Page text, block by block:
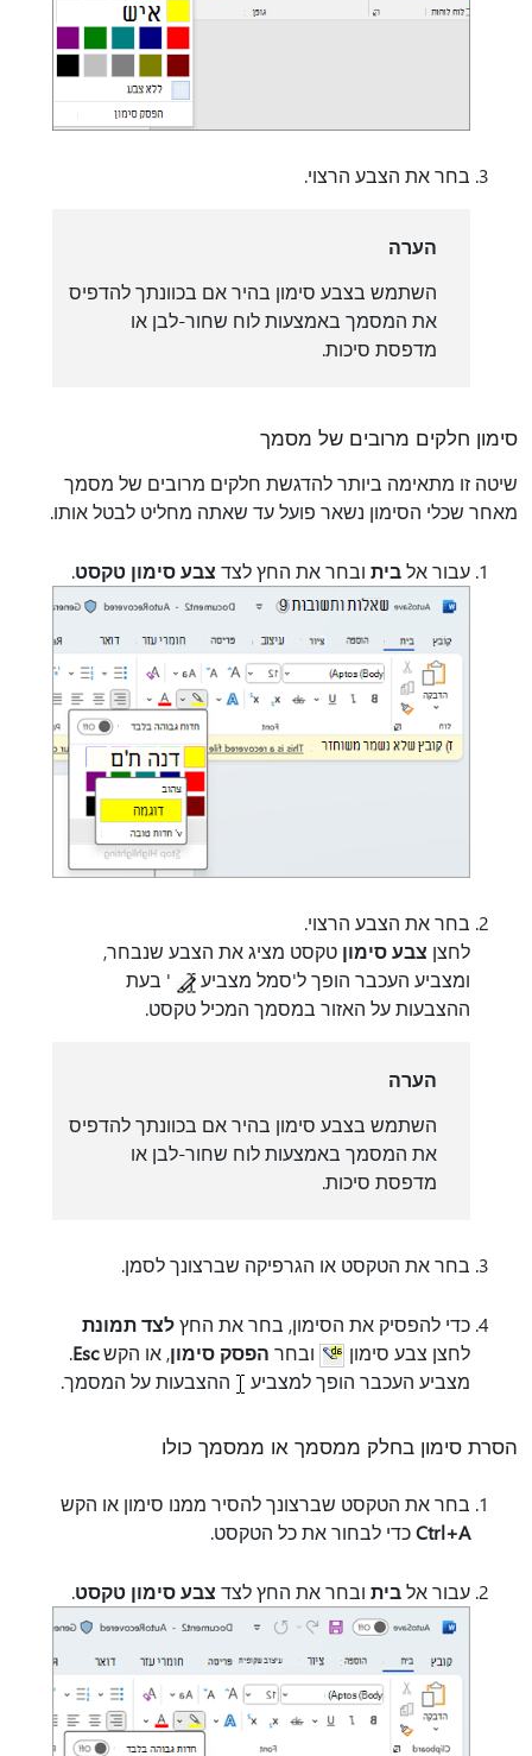
בחר את הצבע הרצוי.
הערה
השתמש בצבע סימון בהיר אם בכוונתך להדפיס
את המסמך באמצעות לוח שחור-לבן או
מדפסת סיכות.
סימון חלקים מרובים של מסמך
שיטה זו מתאימה ביותר להדגשת חלקים מרובים של מסמך
מאחר שכלי הסימון נשאר פועל עד שאתה מחליט לבטל אותו.
עבור אלבית ובחר את החץ לצד צבע סימון טקסט.
בחר את הצבע הרצוי.
לחצן צבע סימון טקסט מציג את הצבע שנבחר,
ומצביע העכבר הופך ל'סמל מצביע
' בעת
ההצבעות על האזור במסמך המכיל טקסט.
הערה
השתמש בצבע סימון בהיר אם בכוונתך להדפיס
את המסמך באמצעות לוח שחור-לבן או
מדפסת סיכות.
בחר את הטקסט או הגרפיקה שברצונך לסמן.
כדי להפסיק את הסימון, בחר את החץלצד תמונת
לחצן צבע סימון
ובחר הפסק סימון, או הקשEsc
.
מצביע העכבר הופך למצביע
ההצבעות על המסמך.
הסרת סימון בחלק ממסמך או ממסמך כולו
בחר את הטקסט שברצונך להסיר ממנו סימון או הקש
Ctrl+Aכדי לבחור את כל הטקסט.
עבור אלבית ובחר את החץ לצד צבע סימון טקסט.